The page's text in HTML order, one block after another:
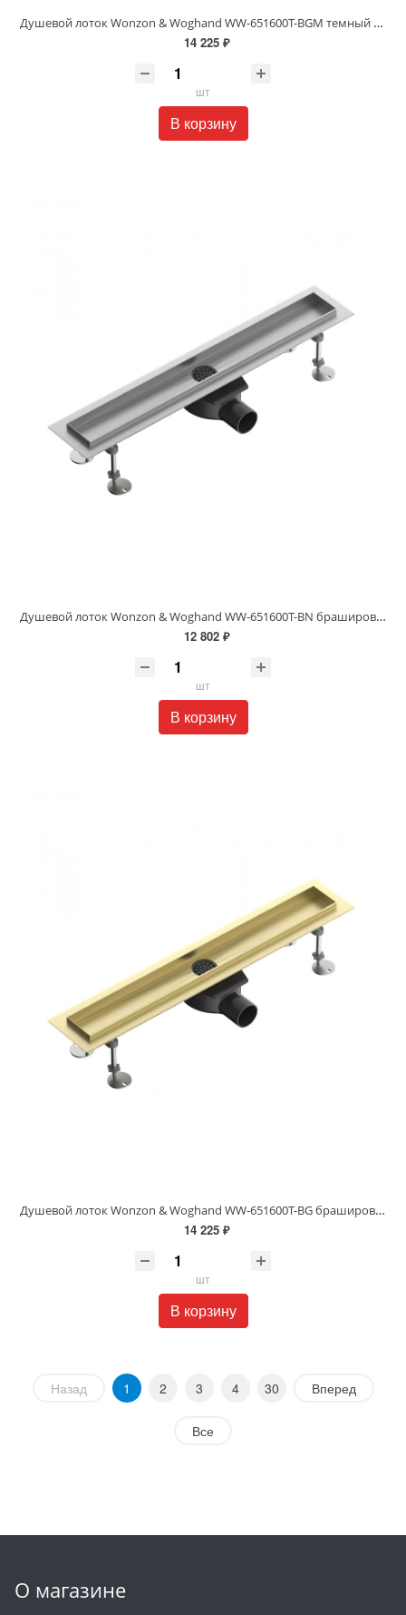
Душевой лоток Wonzon & Woghand WW-651600T-BGM темный графит
14 225 ₽
шт
В корзину
Душевой лоток Wonzon & Woghand WW-651600T-BN брашированный никель
12 802 ₽
шт
В корзину
Душевой лоток Wonzon & Woghand WW-651600T-BG брашированное золото
14 225 ₽
шт
В корзину
Назад 1 2 3 4 30 Вперед
Все
О магазине